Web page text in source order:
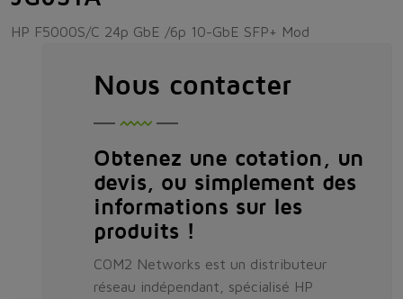
HP F5000S/C 24p GbE /6p 10-GbE SFP+ Mod
Nous contacter
Obtenez une cotation, un
devis, ou simplement des
informations sur les
produits !
COM2 Networks est un distributeur
réseau indépendant, spécialisé HP